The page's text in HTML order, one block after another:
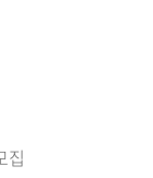
집